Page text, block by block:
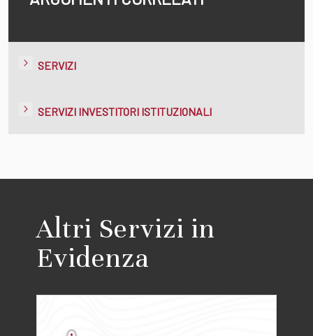
SERVIZI
SERVIZI INVESTITORI ISTITUZIONALI
Altri Servizi in
Evidenza